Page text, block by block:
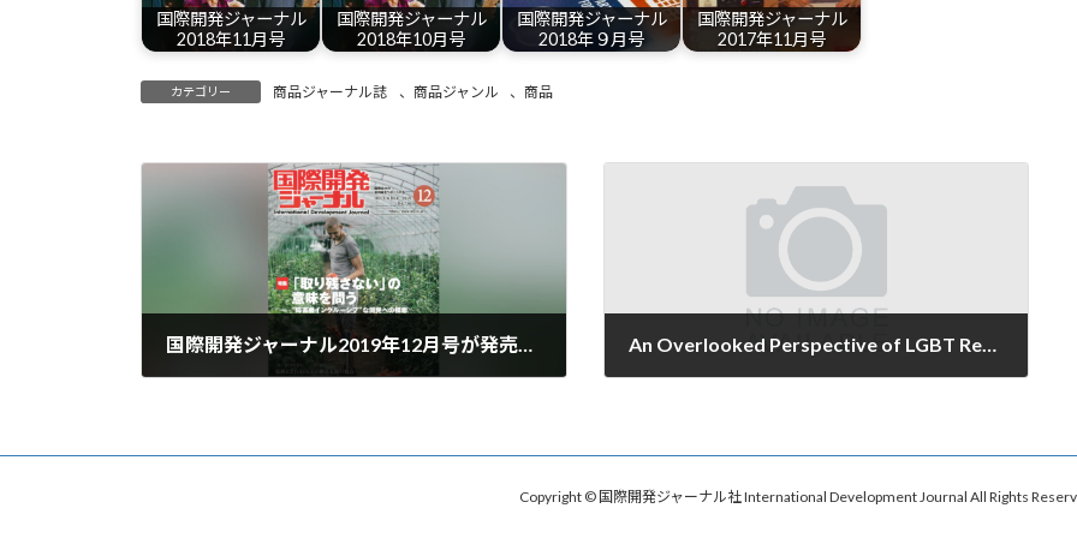
国際開発ジャーナル
2018年11月号
国際開発ジャーナル
2018年10月号
国際開発ジャーナル
2018年９月号
国際開発ジャーナル
2017年11月号
カテゴリー 商品ジャーナル誌 、 商品ジャンル 、商品
国際開発ジャーナル2019年12月号が発売されました An Overlooked Perspective of LGBT Refugee Support
Copyright © 国際開発ジャーナル社 International Development Journal All Rights